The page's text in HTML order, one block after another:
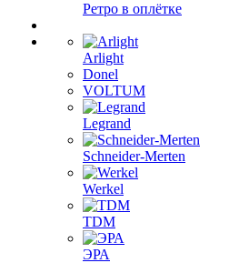
Ретро в оплётке
Arlight
Donel
VOLTUM
Legrand
Schneider-Merten
Werkel
TDM
ЭРА